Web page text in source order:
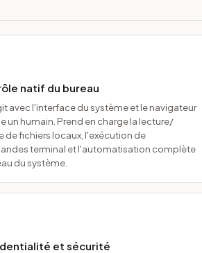
natif du bureau
avec l'interface du système et le navigateur
un humain. Prend en charge la lecture/
de fichiers locaux, l'exécution de
terminal et l'automatisation complète
du système.
et sécurité